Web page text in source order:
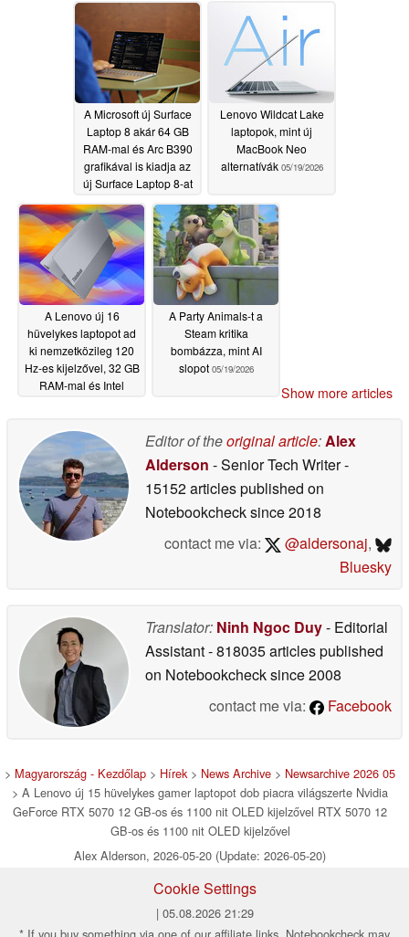
A Microsoft új Surface
Laptop 8 akár 64 GB
RAM-mal és Arc B390
grafikával is kiadja az
új Surface Laptop 8-at
05/19/2026
Lenovo Wildcat Lake
laptopok, mint új
MacBook Neo
alternatívák 05/19/2026
A Lenovo új 16
hüvelykes laptopot ad
ki nemzetközileg 120
Hz-es kijelzővel, 32 GB
RAM-mal és Intel
A Party Animals-t a
Steam kritika
bombázza, mint AI
slopot 05/19/2026
Show more articles
Editor of theoriginal article:Alex
Alderson - Senior Tech Writer-
15152 articles published on
Notebookchecksince 2018
contact me via:
@aldersonaj,
Bluesky
Translator: Ninh Ngoc Duy- Editorial
Assistant- 818035 articles published
on Notebookchecksince 2008
contact me via:
Facebook
> Magyarország - Kezdőlap > Hírek > News Archive > Newsarchive 2026 05
> A Lenovo új 15 hüvelykes gamer laptopot dob piacra világszerte Nvidia
GeForce RTX 5070 12 GB-os és 1100 nit OLED kijelzővel RTX 5070 12
GB-os és 1100 nit OLED kijelzővel
Alex Alderson, 2026-05-20 (Update: 2026-05-20)
Cookie Settings
| 05.08.2026 21:29